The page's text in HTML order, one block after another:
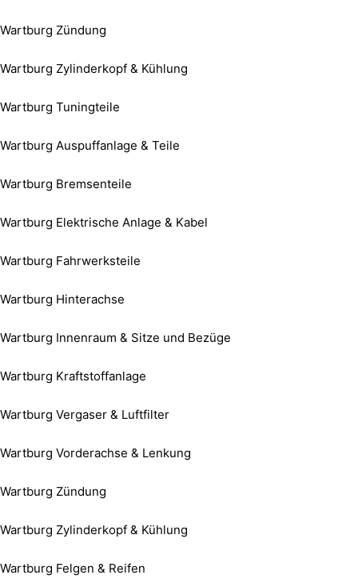
Wartburg Zündung
Wartburg Zylinderkopf & Kühlung
Wartburg Tuningteile
Wartburg Auspuffanlage & Teile
Wartburg Bremsenteile
Wartburg Elektrische Anlage & Kabel
Wartburg Fahrwerksteile
Wartburg Hinterachse
Wartburg Innenraum & Sitze und Bezüge
Wartburg Kraftstoffanlage
Wartburg Vergaser & Luftfilter
Wartburg Vorderachse & Lenkung
Wartburg Zündung
Wartburg Zylinderkopf & Kühlung
Wartburg Felgen & Reifen